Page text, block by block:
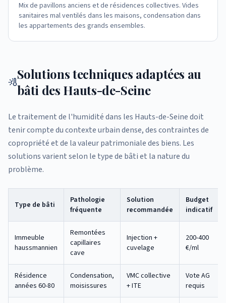
Mix de pavillons anciens et de résidences collectives. Vides
sanitaires mal ventilés dans les maisons, condensation dans
les appartements des grands ensembles.
Solutions techniques adaptées au
bâti des Hauts-de-Seine
Le traitement de l'humidité dans les Hauts-de-Seine doit
tenir compte du contexte urbain dense, des contraintes de
copropriété et de la valeur patrimoniale des biens. Les
solutions varient selon le type de bâti et la nature du
problème.
Type de bâti
Pathologie
fréquente
Solution
recommandée
Budget
indicatif
Immeuble
haussmannien
Remontées
capillaires
cave
Injection +
cuvelage
200-400
€/ml
Résidence
années 60-80
Condensation,
moisissures
VMC collective
+ ITE
Vote AG
requis